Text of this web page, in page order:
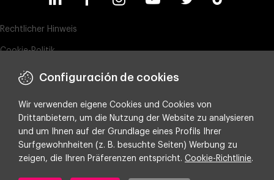
Rechtlicher Hinweis
Cookie-Politik
Datenschutz
ESG-Richtlinie
Integrated policy on Information Security, Quality and Environment
Cookie-Einstellungen
Configuración de cookies
Wir verwenden eigene Cookies und Cookies von
Drittanbietern, um die Nutzung der Website zu analysieren
und um Ihnen auf der Grundlage eines Profils Ihrer
Surfgewohnheiten (z. B. besuchte Seiten) Werbung zu
zeigen, die Ihren Präferenzen entspricht. Cookie-Richtlinie.